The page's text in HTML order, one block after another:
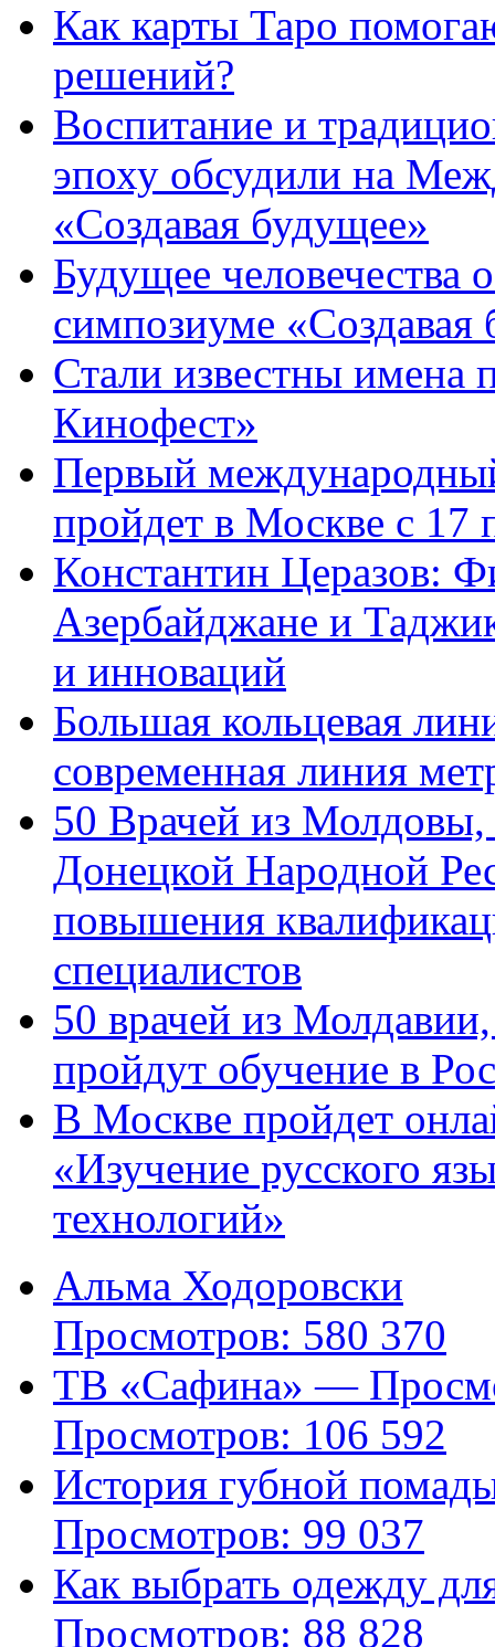
Как карты Таро
решений?
Воспитание и
эпоху обсудили на
«Создавая будущее»
Будущее
симпозиуме «Создавая
Стали известны имена
Кинофест»
Первый
пройдет в Москве с 17
Константин Церазов:
Азербайджане и
и инноваций
Большая кольцевая
современная линия
50 Врачей из Молдовы,
Донецкой Народной
повышения
специалистов
50 врачей из
пройдут обучение в
В Москве пройдет
«Изучение русского
технологий»
Альма Ходоровски
Просмотров: 580 370
ТВ «Сафина» —
Просмотров: 106 592
История губной
Просмотров: 99 037
Как выбрать одежду
Просмотров: 88 828